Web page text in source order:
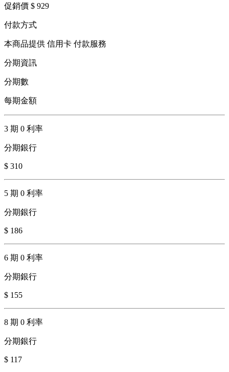
促銷價 $ 929
付款方式
本商品提供 信用卡 付款服務
分期資訊
分期數
每期金額
3 期 0 利率
分期銀行
$ 310
5 期 0 利率
分期銀行
$ 186
6 期 0 利率
分期銀行
$ 155
8 期 0 利率
分期銀行
$ 117